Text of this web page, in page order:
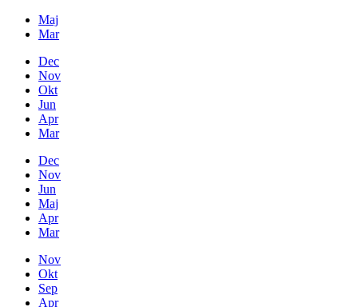
Maj
Mar
Dec
Nov
Okt
Jun
Apr
Mar
Dec
Nov
Jun
Maj
Apr
Mar
Nov
Okt
Sep
Apr